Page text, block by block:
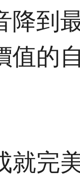
降到
值的
就完